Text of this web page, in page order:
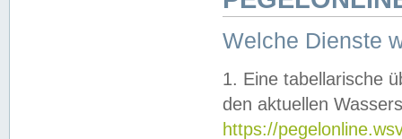
Welche Dienste
1. Eine tabellarische
den aktuellen
https://